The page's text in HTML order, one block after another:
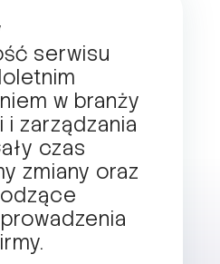
serwisu
w branży
zarządzania
czas
zmiany oraz